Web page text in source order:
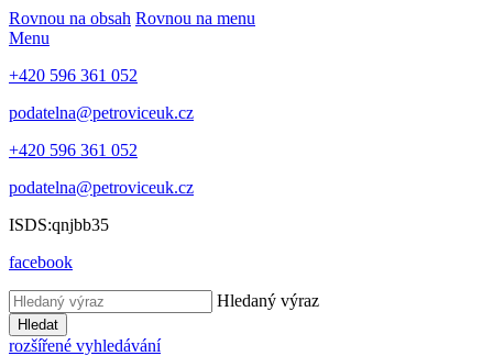
Rovnou na obsah Rovnou na menu
Menu
+420 596 361 052
podatelna@petroviceuk.cz
+420 596 361 052
podatelna@petroviceuk.cz
ISDS:qnjbb35
facebook
Hledaný výraz
Hledat
rozšířené vyhledávání